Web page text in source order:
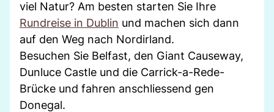
viel Natur? Am besten starten Sie Ihre
Rundreise in Dublin und machen sich dann
auf den Weg nach Nordirland.
Besuchen Sie Belfast, den Giant Causeway,
Dunluce Castle und die Carrick-a-Rede-
Brücke und fahren anschliessend gen
Donegal.